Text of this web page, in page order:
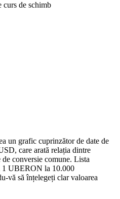
de schimb
un grafic cuprinzător de date de
care arată relația dintre
conversie comune. Lista
1 UBERON la 10.000
vă să înțelegeți clar valoarea